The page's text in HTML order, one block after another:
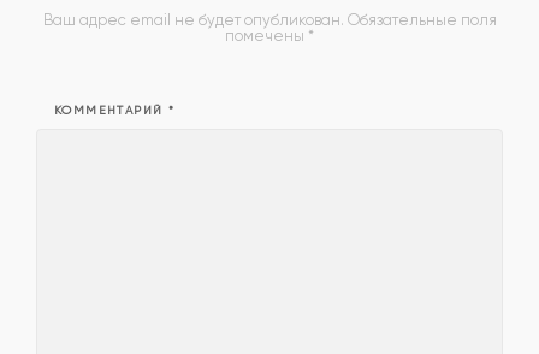
Ваш адрес email не будет опубликован. Обязательные поля
помечены *
КОММЕНТАРИЙ *